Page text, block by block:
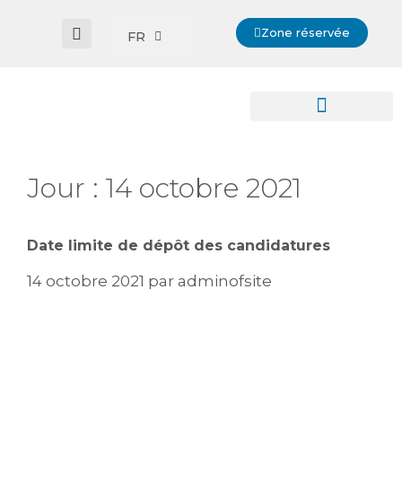
FR Zone réservée
Jour :14 octobre 2021
Date limite de dépôt des candidatures
14 octobre 2021 par adminofsite